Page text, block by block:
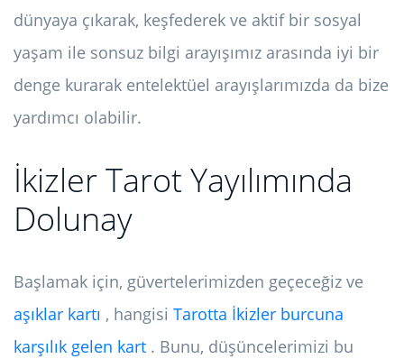
dünyaya çıkarak, keşfederek ve aktif bir sosyal
yaşam ile sonsuz bilgi arayışımız arasında iyi bir
denge kurarak entelektüel arayışlarımızda da bize
yardımcı olabilir.
İkizler Tarot Yayılımında
Dolunay
Başlamak için, güvertelerimizden geçeceğiz ve
aşıklar kartı , hangisi Tarotta İkizler burcuna
karşılık gelen kart . Bunu, düşüncelerimizi bu